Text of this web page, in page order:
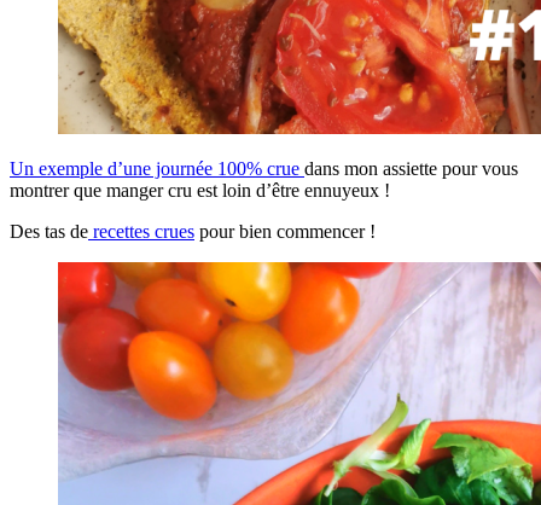
Un exemple d’une journée 100% crue dans mon assiette pour vous
montrer que manger cru est loin d’être ennuyeux !
Des tas de recettes crues pour bien commencer !